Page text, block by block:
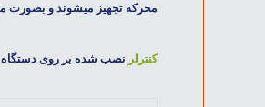
محرکه تجهیز میشوند و بصورت
کنترلر نصب شده بر روی دستگاه